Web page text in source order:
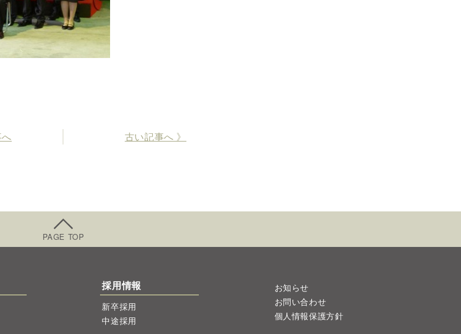
古い記事へ 》
PAGE TOP
採用情報
新卒採用
中途採用
お知らせ
お問い合わせ
個人情報保護方針